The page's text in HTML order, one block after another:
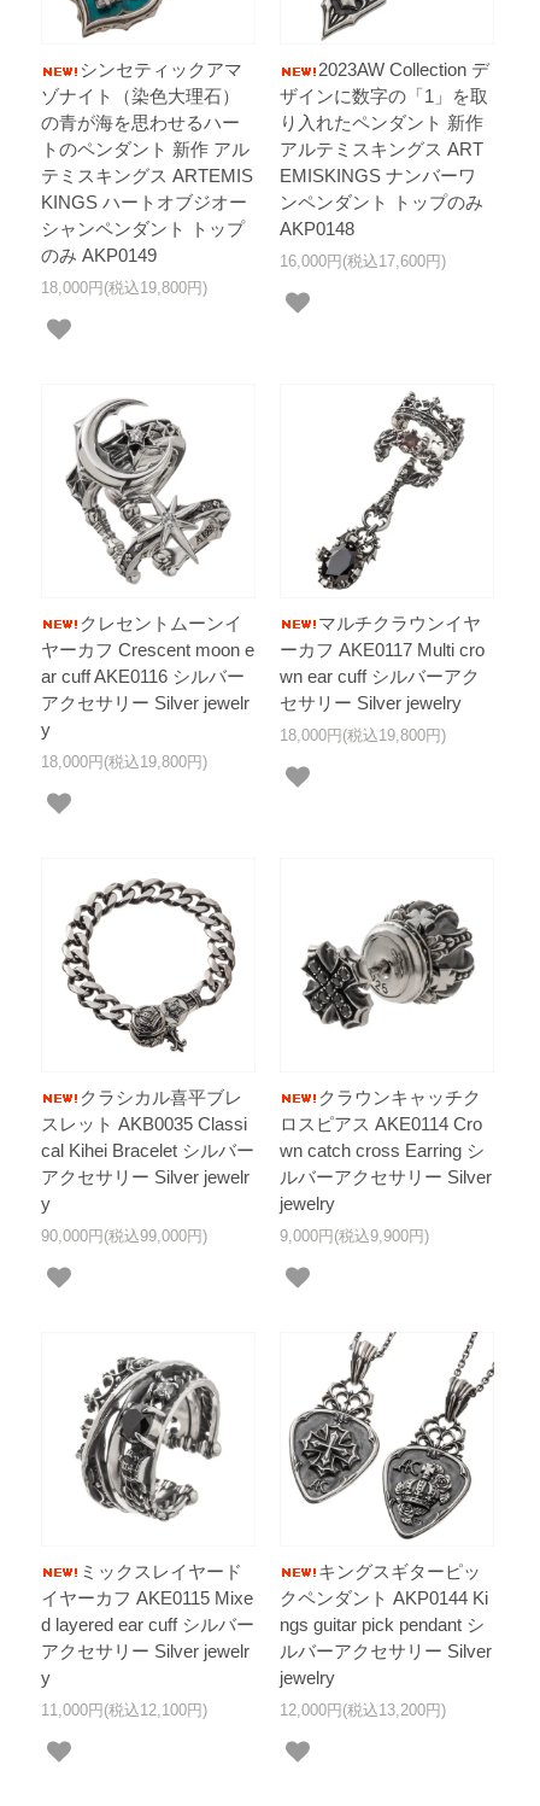
シンセティックアマ
ゾナイト（染色大理石）
の青が海を思わせるハー
トのペンダント 新作 アル
テミスキングス ARTEMIS
KINGS ハートオブジオー
シャンペンダント トップ
のみ AKP0149
18,000円(税込19,800円)
2023AW Collection デ
ザインに数字の「1」を取
り入れたペンダント 新作
アルテミスキングス ART
EMISKINGS ナンバーワ
ンペンダント トップのみ
AKP0148
16,000円(税込17,600円)
クレセントムーンイ
ヤーカフ Crescent moon e
ar cuff AKE0116 シルバー
アクセサリー Silver jewelr
y
18,000円(税込19,800円)
マルチクラウンイヤ
ーカフ AKE0117 Multi cro
wn ear cuff シルバーアク
セサリー Silver jewelry
18,000円(税込19,800円)
クラシカル喜平ブレ
スレット AKB0035 Classi
cal Kihei Bracelet シルバー
アクセサリー Silver jewelr
y
90,000円(税込99,000円)
クラウンキャッチク
ロスピアス AKE0114 Cro
wn catch cross Earring シ
ルバーアクセサリー Silver
jewelry
9,000円(税込9,900円)
ミックスレイヤード
イヤーカフ AKE0115 Mixe
d layered ear cuff シルバー
アクセサリー Silver jewelr
y
11,000円(税込12,100円)
キングスギターピッ
クペンダント AKP0144 Ki
ngs guitar pick pendant シ
ルバーアクセサリー Silver
jewelry
12,000円(税込13,200円)